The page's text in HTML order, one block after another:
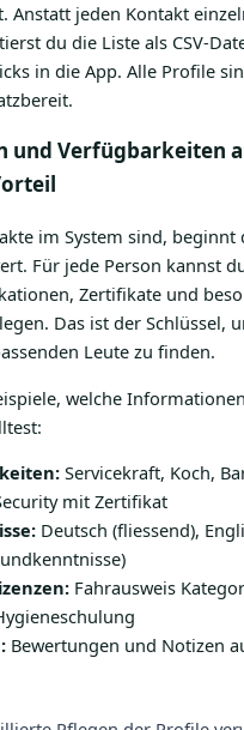
Anstatt jeden Kontakt
du die Liste als CSV-
in die App. Alle Profile
und Verfügbarkeiten
im System sind, beginnt
Für jede Person kannst
Zertifikate und
Das ist der Schlüssel,
Leute zu finden.
welche
Servicekraft, Koch,
mit Zertifikat
Deutsch (fliessend),
Fahrausweis
Bewertungen und Notizen